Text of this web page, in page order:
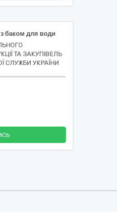
баком для води
ТА ЗАКУПІВЕЛЬ
СЛУЖБИ УКРАЇНИ